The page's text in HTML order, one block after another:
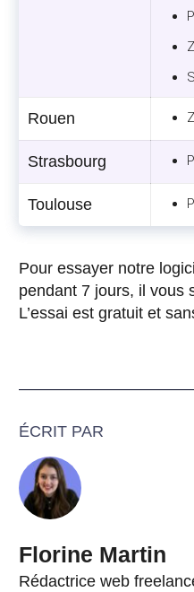
Rouen
Strasbourg
Toulouse
Pour essayer notre
pendant 7 jours, il vous
L’essai est gratuit et
ÉCRIT PAR
Florine Martin
Rédactrice web